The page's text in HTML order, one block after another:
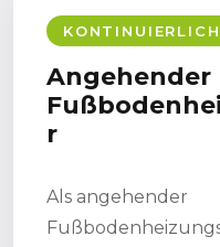
KONTINUIERLICH
Angehender
r
Als angehender